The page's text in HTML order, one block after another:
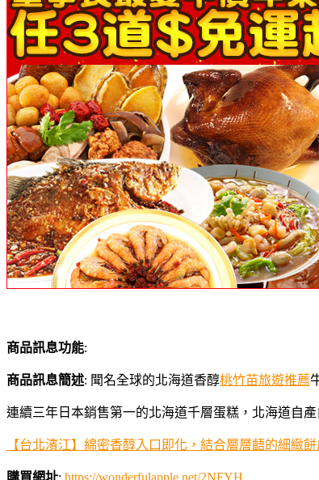
商品訊息功能:
商品訊息簡述: 聞名全球的北海道香醇桃竹苗旅遊推薦
連續三年日本銷售第一的北海道千層蛋糕，北海道自
【台北濱江】綿密香醇入口即化，結合層層齬的細緻